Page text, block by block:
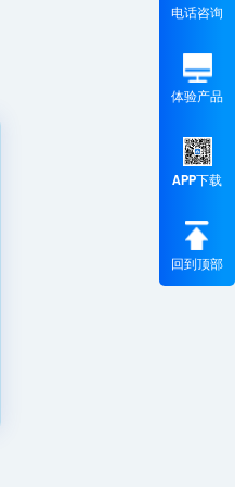
电话咨询
体验产品
APP下载
回到顶部